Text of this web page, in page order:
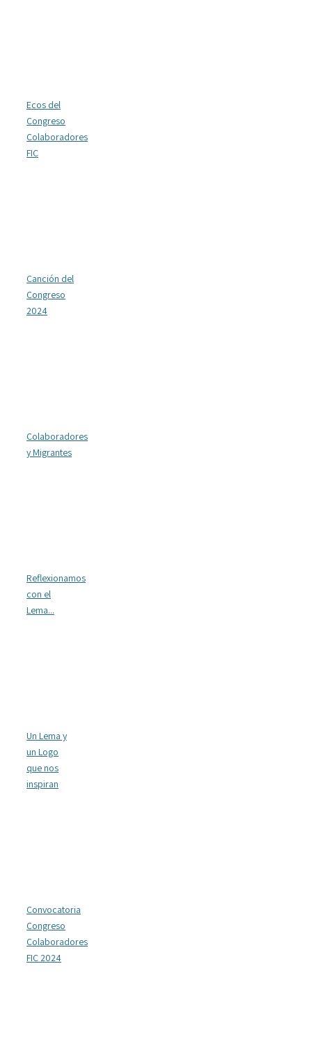
Ecos del
Congreso
Colaboradores
FIC
Canción del
Congreso
2024
Colaboradores
y Migrantes
Reflexionamos
con el
Lema...
Un Lema y
un Logo
que nos
inspiran
Convocatoria
Congreso
Colaboradores
FIC 2024